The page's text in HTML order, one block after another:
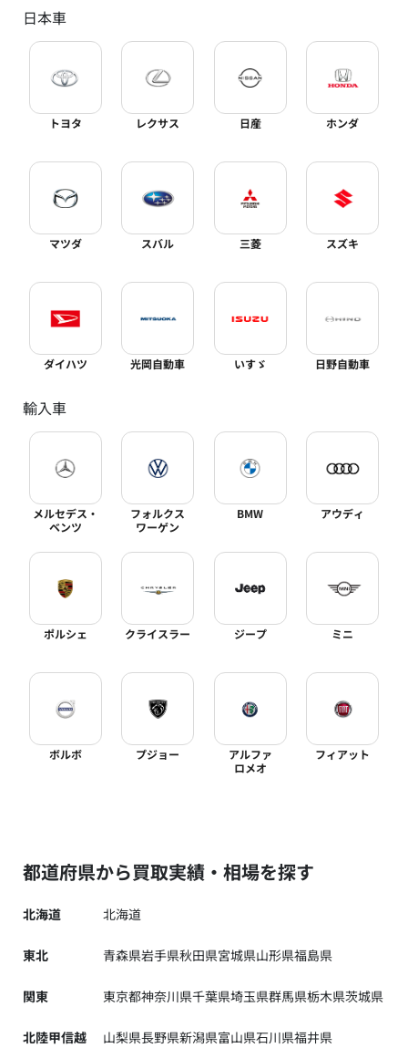
日本車
トヨタ レクサス 日産 ホンダ
マツダ スバル 三菱 スズキ
ダイハツ 光岡自動車 いすゞ 日野自動車
輸入車
メルセデス・
ベンツ
フォルクス
ワーゲン
BMW アウディ
ポルシェ クライスラー ジープ ミニ
ボルボ プジョー
アルファ
ロメオ
フィアット
都道府県から買取実績・相場を探す
北海道 北海道
東北 青森県岩手県秋田県宮城県山形県福島県
関東 東京都神奈川県千葉県埼玉県群馬県栃木県茨城県
北陸甲信越 山梨県長野県新潟県富山県石川県福井県